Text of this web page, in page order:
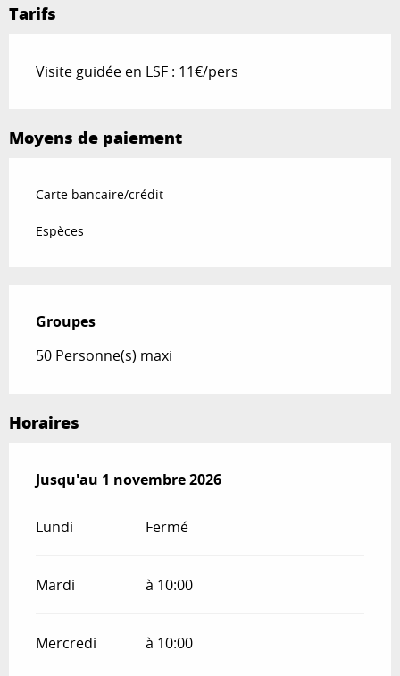
Tarifs
Visite guidée en LSF : 11€/pers
Moyens de paiement
Carte bancaire/crédit
Espèces
Groupes
Groupes
50 Personne(s) maxi
Horaires
Du25 avril 2026au1 novembre 2026
Jusqu'au 1 novembre 2026
Lundi Fermé
Mardi à 10:00
Mercredi à 10:00